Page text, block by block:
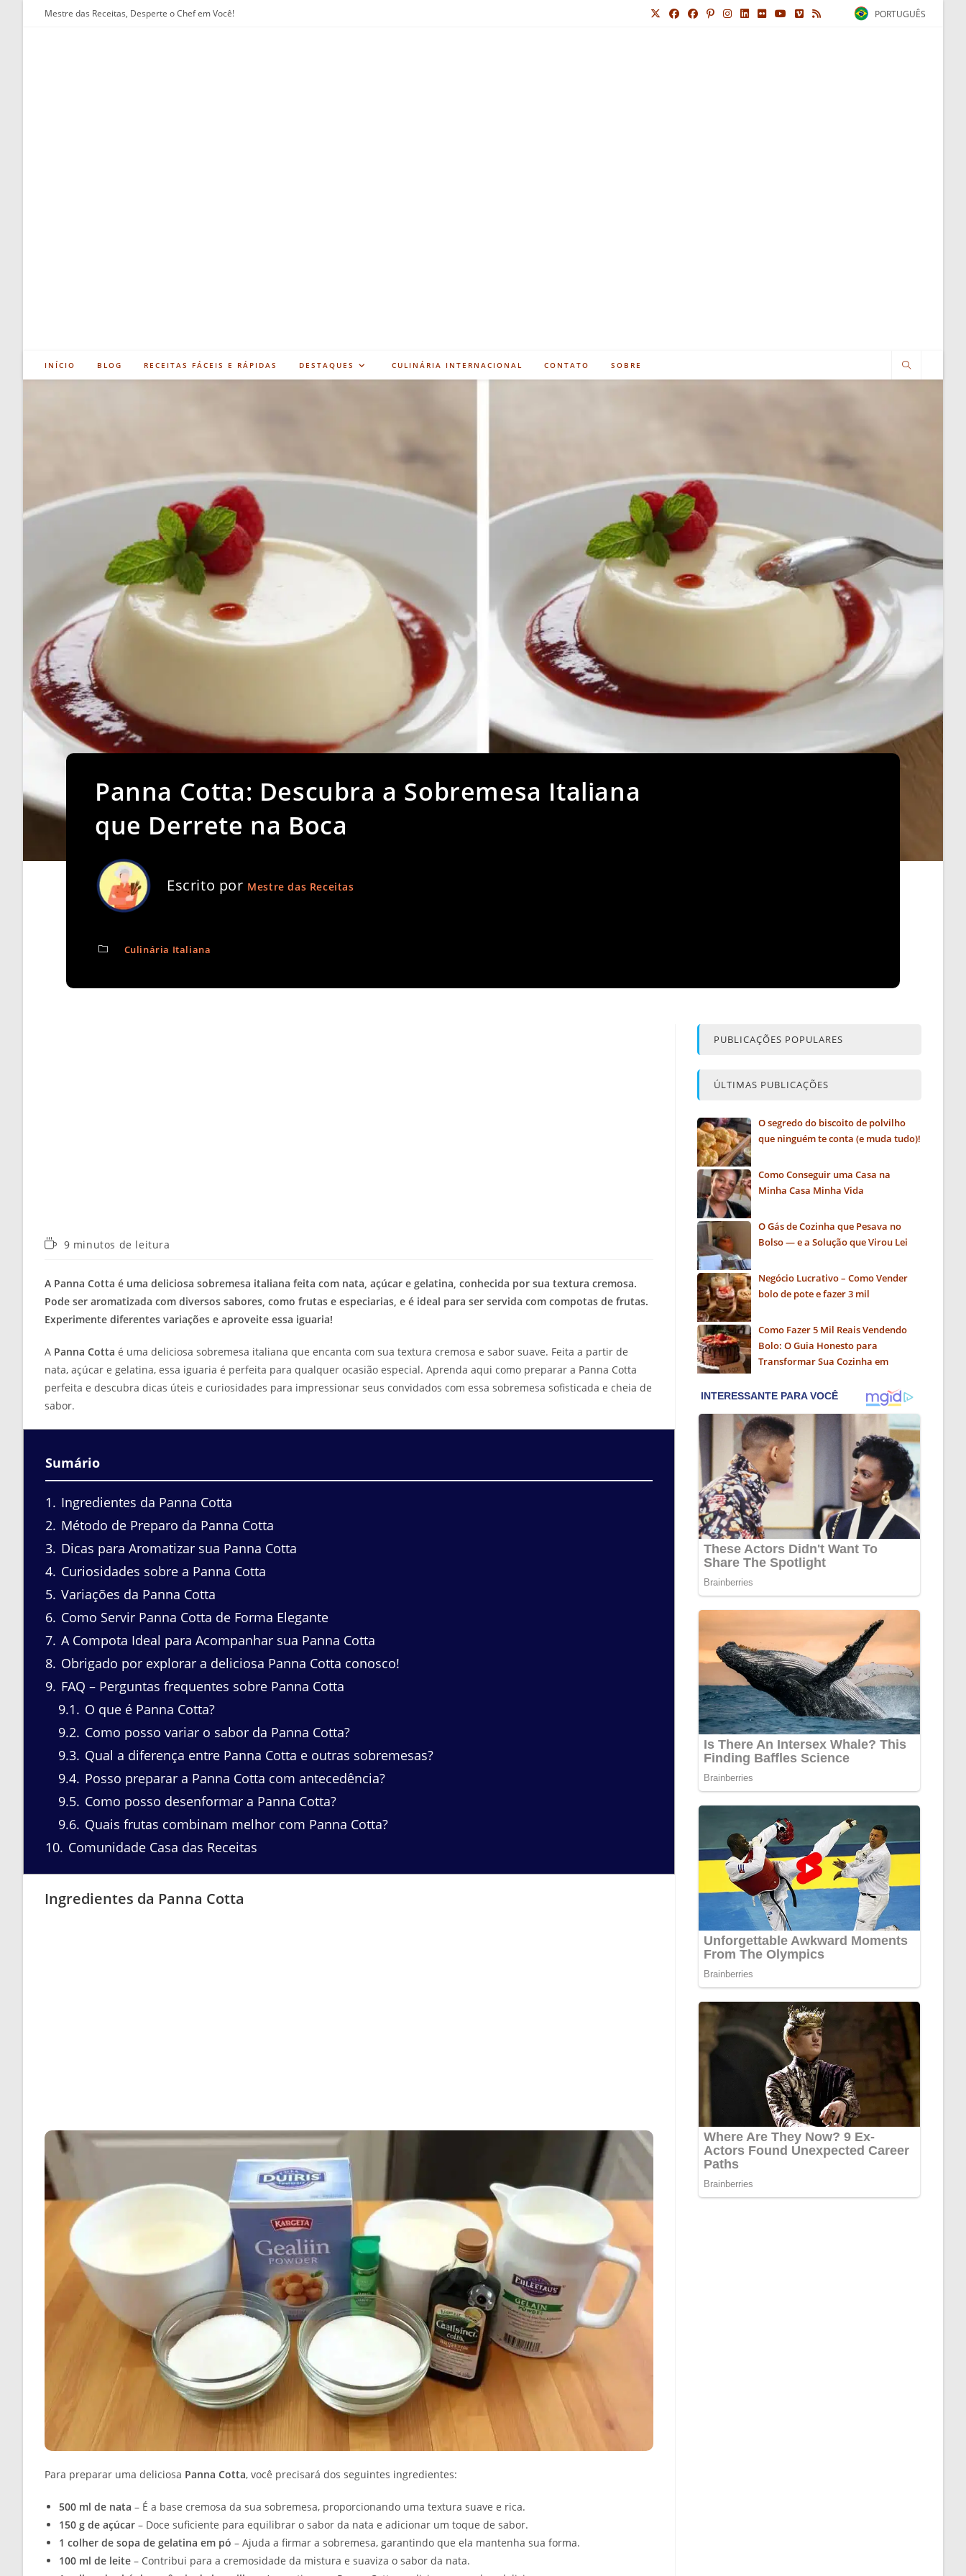
Mestre das Receitas, Desperte o Chef em Você! PORTUGUÊS
INÍCIO BLOG RECEITAS FÁCEIS E RÁPIDAS DESTAQUES CULINÁRIA INTERNACIONAL CONTATO SOBRE
Panna Cotta: Descubra a Sobremesa Italiana
que Derrete na Boca
Escrito por Mestre das Receitas
Culinária Italiana
Tempo9 minutos de leitura
A Panna Cotta é uma deliciosa sobremesa italiana feita com nata, açúcar e gelatina, conhecida por sua textura cremosa.
Pode ser aromatizada com diversos sabores, como frutas e especiarias, e é ideal para ser servida com compotas de frutas.
Experimente diferentes variações e aproveite essa iguaria!
A Panna Cotta é uma deliciosa sobremesa italiana que encanta com sua textura cremosa e sabor suave. Feita a partir de
nata, açúcar e gelatina, essa iguaria é perfeita para qualquer ocasião especial. Aprenda aqui como preparar a Panna Cotta
perfeita e descubra dicas úteis e curiosidades para impressionar seus convidados com essa sobremesa sofisticada e cheia de
sabor.
Sumário
1
Ingredientes da Panna Cotta
2 Método de Preparo da Panna Cotta
3 Dicas para Aromatizar sua Panna Cotta
4 Curiosidades sobre a Panna Cotta
5 Variações da Panna Cotta
6 Como Servir Panna Cotta de Forma Elegante
7 A Compota Ideal para Acompanhar sua Panna Cotta
8 Obrigado por explorar a deliciosa Panna Cotta conosco!
9 FAQ – Perguntas frequentes sobre Panna Cotta
9.1
O que é Panna Cotta?
9.2 Como posso variar o sabor da Panna Cotta?
9.3 Qual a diferença entre Panna Cotta e outras sobremesas?
9.4 Posso preparar a Panna Cotta com antecedência?
9.5 Como posso desenformar a Panna Cotta?
9.6 Quais frutas combinam melhor com Panna Cotta?
10 Comunidade Casa das Receitas
Ingredientes da Panna Cotta
Para preparar uma deliciosa Panna Cotta, você precisará dos seguintes ingredientes:
500 ml de nata – É a base cremosa da sua sobremesa, proporcionando uma textura suave e rica.
150 g de açúcar – Doce suficiente para equilibrar o sabor da nata e adicionar um toque de sabor.
1 colher de sopa de gelatina em pó – Ajuda a firmar a sobremesa, garantindo que ela mantenha sua forma.
100 ml de leite – Contribui para a cremosidade da mistura e suaviza o sabor da nata.
PUBLICAÇÕES POPULARES
ÚLTIMAS PUBLICAÇÕES
O segredo do biscoito de polvilho
que ninguém te conta (e muda tudo)!
Como Conseguir uma Casa na
Minha Casa Minha Vida
O Gás de Cozinha que Pesava no
Bolso — e a Solução que Virou Lei
Negócio Lucrativo – Como Vender
bolo de pote e fazer 3 mil
Como Fazer 5 Mil Reais Vendendo
Bolo: O Guia Honesto para
Transformar Sua Cozinha em